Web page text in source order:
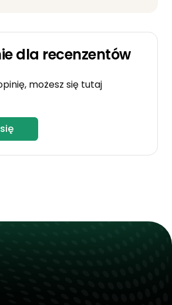
dla recenzentów
możesz się tutaj